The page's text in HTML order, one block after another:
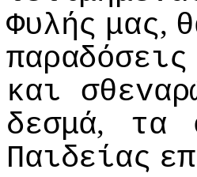
Φυλής μας,
παραδόσεις
και
δεσμά, τα
Παιδείας